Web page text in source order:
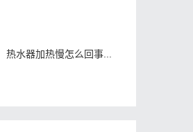
热水器加热慢怎么回事...